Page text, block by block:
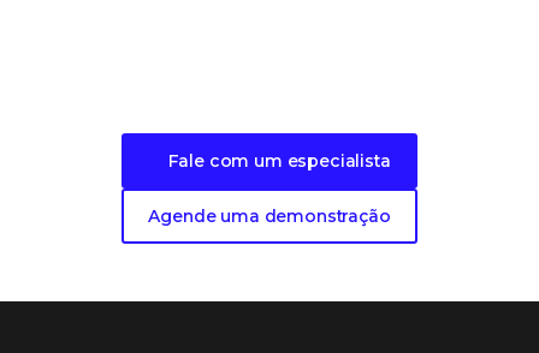
Fale com um especialista
Agende uma demonstração